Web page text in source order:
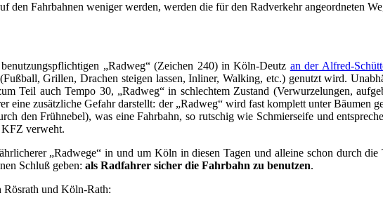
den Fahrbahnen weniger werden, werden die für den Radverkehr angeordneten
„Radweg“ (Zeichen 240) in Köln-Deutz an der Alfred-
Grillen, Drachen steigen lassen, Inliner, Walking, etc.) genutzt wird.
Teil auch Tempo 30, „Radweg“ in schlechtem Zustand (Verwurzelungen,
eine zusätzliche Gefahr darstellt: der „Radweg“ wird fast komplett unter Bäumen
den Frühnebel), was eine Fahrbahn, so rutschig wie Schmierseife und
KFZ verweht.
„Radwege“ in und um Köln in diesen Tagen und alleine schon durch
Schluß geben: als Radfahrer sicher die Fahrbahn zu benutzen.
Rösrath und Köln-Rath: